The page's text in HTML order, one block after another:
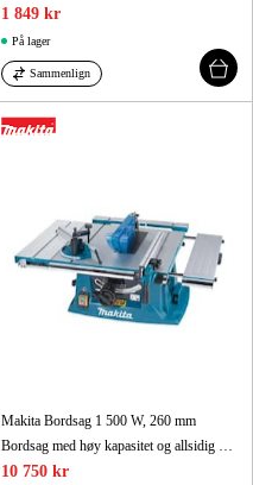
1 849 kr
På lager
Sammenlign
Makita Bordsag 1 500 W, 260 mm
Bordsag med høy kapasitet og allsidig sideanlegg.
10 750 kr